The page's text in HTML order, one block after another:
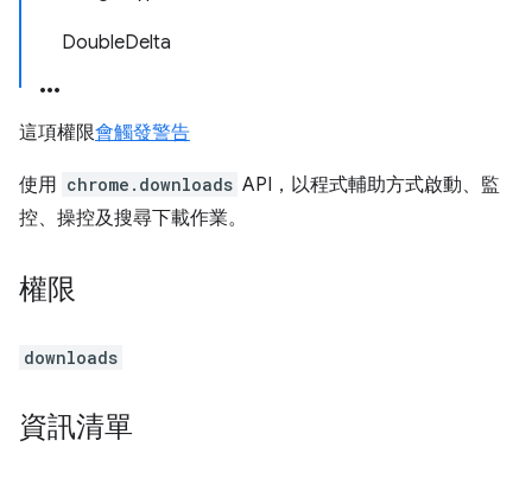
DoubleDelta
這項權限會觸發警告
使用 chrome.downloads API，以程式輔助方式啟動、監
控、操控及搜尋下載作業。
權限
downloads
資訊清單